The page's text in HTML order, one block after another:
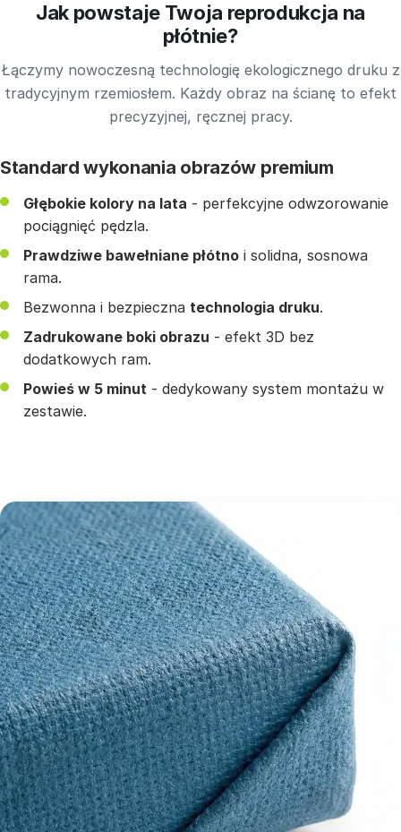
Jak powstaje Twoja reprodukcja na
płótnie?
Łączymy nowoczesną technologię ekologicznego druku z
tradycyjnym rzemiosłem. Każdy obraz na ścianę to efekt
precyzyjnej, ręcznej pracy.
Standard wykonania obrazów premium
Głębokie kolory na lata - perfekcyjne odwzorowanie
pociągnięć pędzla.
Prawdziwe bawełniane płótno i solidna, sosnowa
rama.
Bezwonna i bezpieczna technologia druku.
Zadrukowane boki obrazu - efekt 3D bez
dodatkowych ram.
Powieś w 5 minut - dedykowany system montażu w
zestawie.